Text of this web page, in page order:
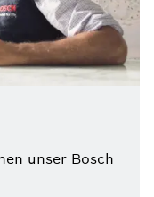
unser Bosch